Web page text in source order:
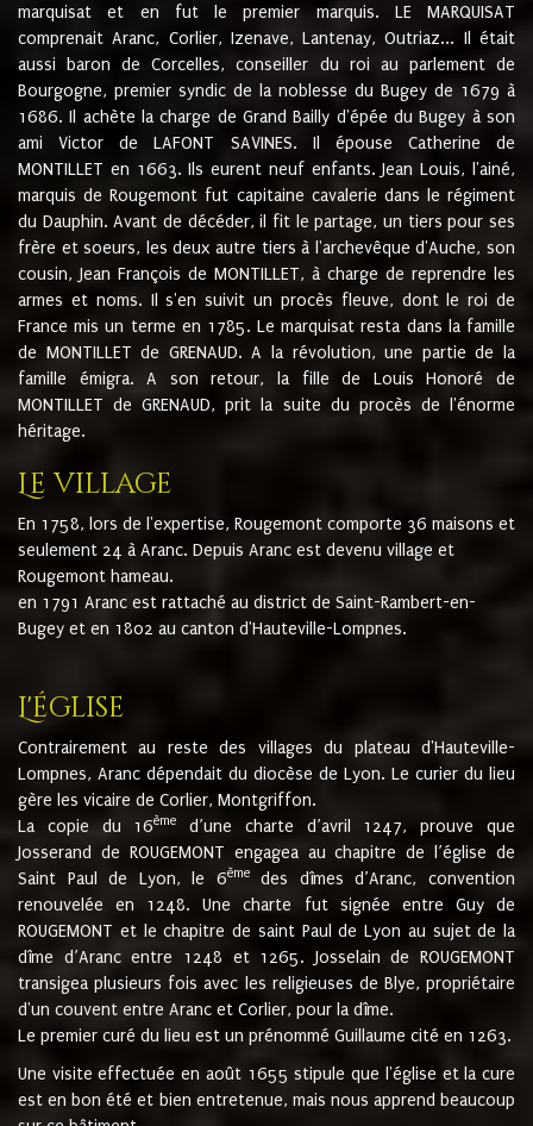
marquisat et en fut le premier marquis. LE MARQUISAT
comprenait Aranc, Corlier, Izenave, Lantenay, Outriaz... Il était
aussi baron de Corcelles, conseiller du roi au parlement de
Bourgogne, premier syndic de la noblesse du Bugey de 1679 à
1686. Il achète la charge de Grand Bailly d'épée du Bugey à son
ami Victor de LAFONT SAVINES. Il épouse Catherine de
MONTILLET en 1663. Ils eurent neuf enfants. Jean Louis, l'ainé,
marquis de Rougemont fut capitaine cavalerie dans le régiment
du Dauphin. Avant de décéder, il fit le partage, un tiers pour ses
frère et soeurs, les deux autre tiers à l'archevêque d'Auche, son
cousin, Jean François de MONTILLET, à charge de reprendre les
armes et noms. Il s'en suivit un procès fleuve, dont le roi de
France mis un terme en 1785. Le marquisat resta dans la famille
de MONTILLET de GRENAUD. A la révolution, une partie de la
famille émigra. A son retour, la fille de Louis Honoré de
MONTILLET de GRENAUD, prit la suite du procès de l'énorme
héritage.
Le village
En 1758, lors de l'expertise, Rougemont comporte 36 maisons et
seulement 24 à Aranc. Depuis Aranc est devenu village et
Rougemont hameau.
en 1791 Aranc est rattaché au district de Saint-Rambert-en-
Bugey et en 1802 au canton d'Hauteville-Lompnes.
L'église
Contrairement au reste des villages du plateau d'Hauteville-
Lompnes, Aranc dépendait du diocèse de Lyon. Le curier du lieu
gère les vicaire de Corlier, Montgriffon.
La copie du 16ème
d’une charte d’avril 1247, prouve que
Josserand de ROUGEMONT engagea au chapitre de l’église de
Saint Paul de Lyon, le 6èmedes dîmes d’Aranc, convention
renouvelée en 1248. Une charte fut signée entre Guy de
ROUGEMONT et le chapitre de saint Paul de Lyon au sujet de la
dîme d’Aranc entre 1248 et 1265. Josselain de ROUGEMONT
transigea plusieurs fois avec les religieuses de Blye, propriétaire
d'un couvent entre Aranc et Corlier, pour la dîme.
Le premier curé du lieu est un prénommé Guillaume cité en 1263.
Une visite effectuée en août 1655 stipule que l'église et la cure
est en bon été et bien entretenue, mais nous apprend beaucoup